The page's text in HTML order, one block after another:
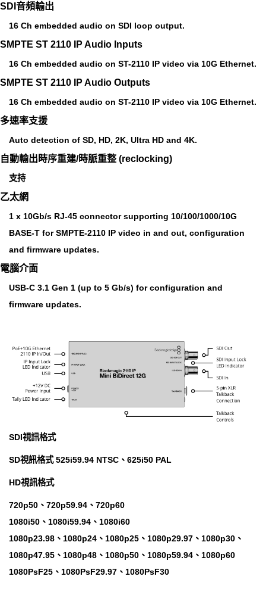
SDI音頻輸出
16 Ch embedded audio on SDI loop output.
SMPTE ST 2110 IP Audio Inputs
16 Ch embedded audio on ST-2110 IP video via 10G Ethernet.
SMPTE ST 2110 IP Audio Outputs
16 Ch embedded audio on ST-2110 IP video via 10G Ethernet.
多速率支援
Auto detection of SD, HD, 2K, Ultra HD and 4K.
自動輸出時序重建/時脈重整 (reclocking)
支持
乙太網
1 x 10Gb/s RJ‑45 connector supporting 10/100/1000/10G
BASE-T for SMPTE-2110 IP video in and out, configuration
and firmware updates.
電腦介面
USB-C 3.1 Gen 1 (up to 5 Gb/s) for configuration and
firmware updates.
SDI視訊格式
SD視訊格式 525i59.94 NTSC、625i50 PAL
HD視訊格式
720p50、720p59.94、720p60
1080i50、1080i59.94、1080i60
1080p23.98、1080p24、1080p25、1080p29.97、1080p30、
1080p47.95、1080p48、1080p50、1080p59.94、1080p60
1080PsF25、1080PsF29.97、1080PsF30